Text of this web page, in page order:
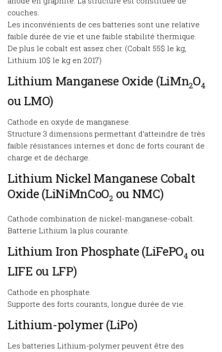
couches.
Les inconvénients de ces batteries sont une relative
faible durée de vie et une faible stabilité thermique.
De plus le cobalt est assez cher. (Cobalt 55$ le kg,
Lithium 10$ le kg en 2017)
Lithium Manganese Oxide (LiMn2O4
ou LMO)
Cathode en oxyde de manganese.
Structure 3 dimensions permettant d’atteindre de très
faible résistances internes et donc de forts courant de
charge et de décharge.
Lithium Nickel Manganese Cobalt
Oxide (LiNiMnCoO2 ou NMC)
Cathode combination de nickel-manganese-cobalt.
Batterie Lithium la plus courante.
Lithium Iron Phosphate (LiFePO4 ou
LIFE ou LFP)
Cathode en phosphate.
Supporte des forts courants, longue durée de vie.
Lithium-polymer (LiPo)
Les batteries Lithium-polymer peuvent être des